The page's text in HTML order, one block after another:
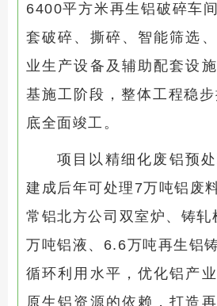
6400平方米再生铝破碎车
套破碎、撕碎、智能筛选
业生产设备及辅助配套设
基施工阶段，整体工程稳
底全面竣工。
项目以精细化废铝预
建成后年可处理7万吨铝废
常铝北方公司双室炉、铸
万吨铝液、6.6万吨再生铝
循环利用水平，优化铝产
原生铝资源的依赖，打造